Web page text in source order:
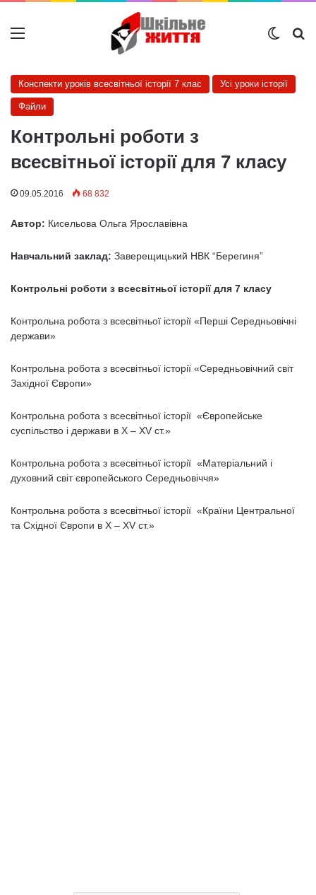
Меню
Конспекти уроків всесвітньої історії 7 клас Усі уроки історії
Файли
Контрольні роботи з
всесвітньої історії для 7 класу
09.05.2016 68 832
Автор: Кисельова Ольга Ярославівна
Навчальний заклад: Заверещицький НВК “Берегиня”
Контрольні роботи з всесвітньої історії для 7 класу
Контрольна робота з всесвітньої історії «Перші Середньовічні
держави»
Контрольна робота з всесвітньої історії «Середньовічний світ
Західної Європи»
Контрольна робота з всесвітньої історії «Європейське
суспільство і держави в Х – ХV ст.»
Контрольна робота з всесвітньої історії «Матеріальний і
духовний світ європейського Середньовіччя»
Контрольна робота з всесвітньої історії «Країни Центральної
та Східної Європи в Х – ХV ст.»